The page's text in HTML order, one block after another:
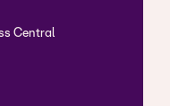
Central